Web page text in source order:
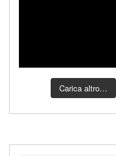
Carica altro…